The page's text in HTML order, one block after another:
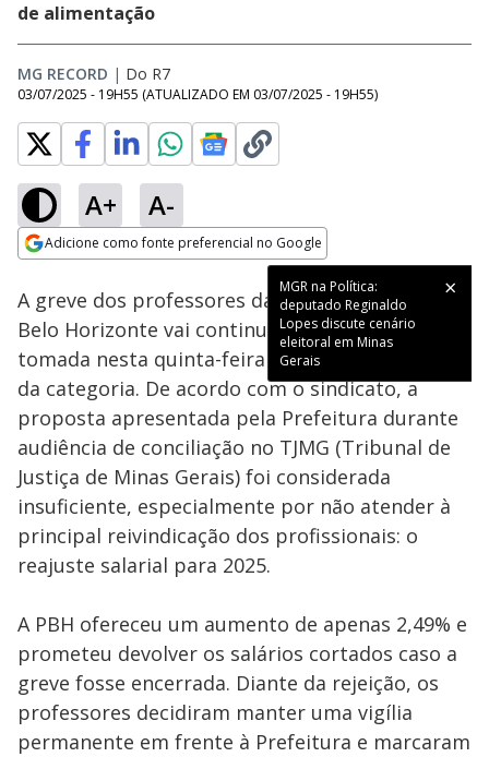
de alimentação
MG RECORD | Do R7
03/07/2025 - 19H55 (ATUALIZADO EM 03/07/2025 - 19H55)
A+ A-
Adicione como fonte preferencial no Google
MGR na Política:
deputado Reginaldo
Lopes discute cenário
eleitoral em Minas
Gerais
Ativar
Loaded:
49.18%
A greve dos professores da rede municipal de
Belo Horizonte vai continuar. A decisão foi
tomada nesta quinta-feira (03) em assembleia
da categoria. De acordo com o sindicato, a
proposta apresentada pela Prefeitura durante
audiência de conciliação no TJMG (Tribunal de
Justiça de Minas Gerais) foi considerada
insuficiente, especialmente por não atender à
principal reivindicação dos profissionais: o
reajuste salarial para 2025.
A PBH ofereceu um aumento de apenas 2,49% e
prometeu devolver os salários cortados caso a
greve fosse encerrada. Diante da rejeição, os
professores decidiram manter uma vigília
permanente em frente à Prefeitura e marcaram